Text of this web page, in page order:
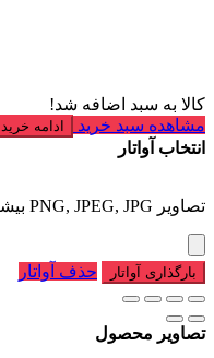
کالا به سبد اضافه شد!
مشاهده سبد خرید
ادامه خرید
انتخاب آواتار
تصاویر PNG, JPEG, JPG بیشترین حجم مجاز 3 مگابایت
بارگذاری آواتار حذف آواتار
تصاویر محصول